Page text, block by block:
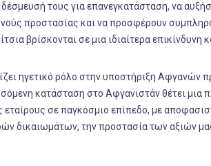
τους για επανεγκατάσταση, να
προστασίας και να προσφέρουν
βρίσκονται σε μια ιδιαίτερα επικίνδυνη
ηγετικό ρόλο στην υποστήριξη
κατάσταση στο Αφγανιστάν θέτει μια
σε παγκόσμιο επίπεδο, με
δικαιωμάτων, την προστασία των αξιών